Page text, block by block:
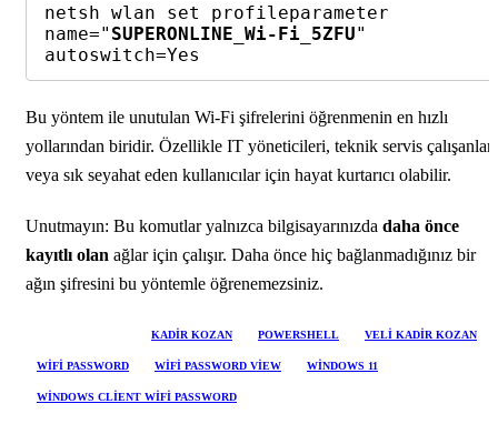
netsh wlan set profileparameter
name=" SUPERONLINE_Wi-Fi_5ZFU"
autoswitch=Yes
Bu yöntem ile unutulan Wi-Fi şifrelerini öğrenmenin en hızlı
yollarından biridir. Özellikle IT yöneticileri, teknik servis çalışanları
veya sık seyahat eden kullanıcılar için hayat kurtarıcı olabilir.
Unutmayın: Bu komutlar yalnızca bilgisayarınızda daha önce
kayıtlı olan ağlar için çalışır. Daha önce hiç bağlanmadığınız bir
ağın şifresini bu yöntemle öğrenemezsiniz.
KADIR KOZAN POWERSHELL VELI KADIR KOZAN
WIFI PASSWORD WIFI PASSWORD VIEW WINDOWS 11
WINDOWS CLIENT WIFI PASSWORD